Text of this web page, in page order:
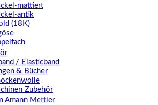
mattiert
antik
(18K)
/ Elasticband
& Bücher
Zubehör
Amann Mettler